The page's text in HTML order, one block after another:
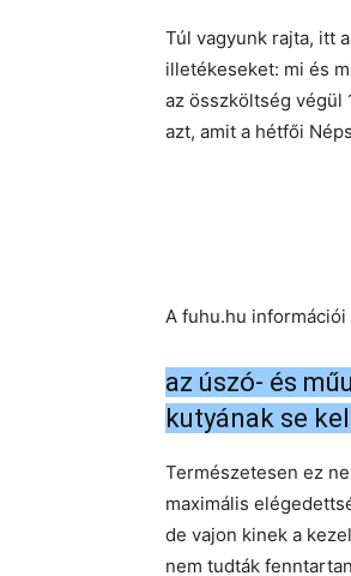
Túl vagyunk rajta, itt
illetékeseket: mi és
az összköltség végül
azt, amit a hétfői
A fuhu.hu
az úszó- és
kutyának se
Természetesen ez
maximális
de vajon kinek a
nem tudták